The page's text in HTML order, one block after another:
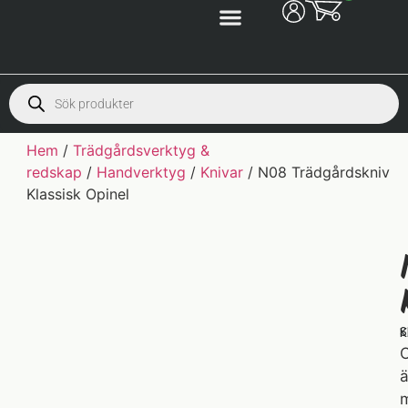
Hem /Trädgårdsverktyg &
redskap / Handverktyg / Knivar / N08 Trädgårdskniv
Klassisk Opinel